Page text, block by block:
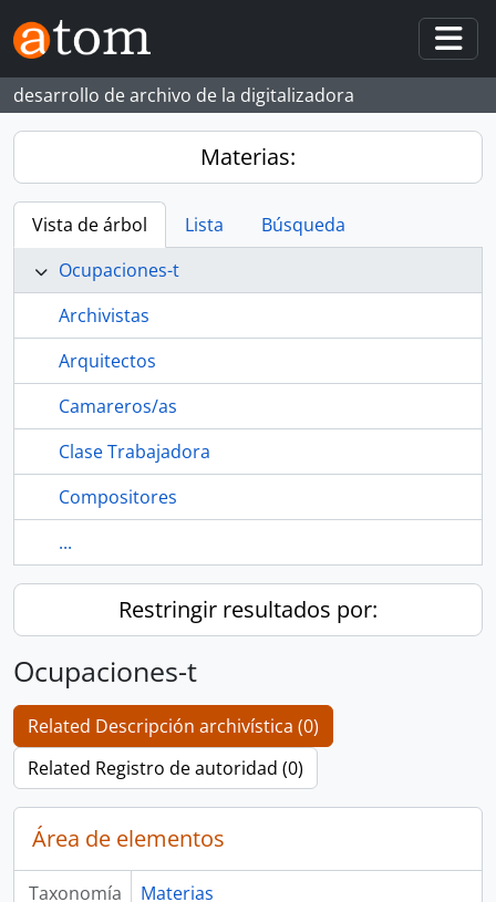
Skip to main content
desarrollo de archivo de la digitalizadora
Materias:
Vista de árbol Lista
Búsqueda
Ocupaciones-t
Archivistas
Arquitectos
Camareros/as
Clase Trabajadora
Compositores
...
Restringir resultados por:
Ocupaciones-t
Related Descripción archivística (0)
Related Registro de autoridad (0)
Área de elementos
Taxonomía
Materias